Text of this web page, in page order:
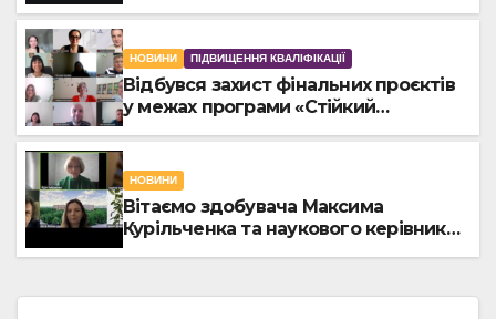
НОВИНИ ПІДВИЩЕННЯ КВАЛІФІКАЦІЇ
Відбувся захист фінальних проєктів
у межах програми «Стійкий
НОВИНИ
Вітаємо здобувача Максима
Курільченка та наукового керівника